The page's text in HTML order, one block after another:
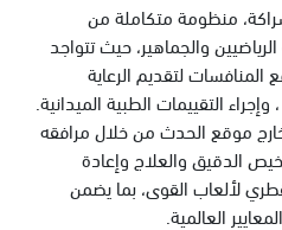
منظومة متكاملة من
والجماهير، حيث تتواجد
لتقديم الرعاية
التقييمات الطبية الميدانية.
موقع الحدث من خلال مرافقه
الدقيق والعلاج وإعادة
لألعاب القوى، بما يضمن
العالمية.